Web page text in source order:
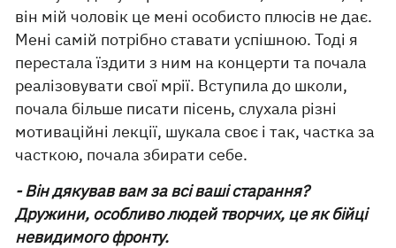
він мій чоловік це мені особисто плюсів не дає.
Мені самій потрібно ставати успішною. Тоді я
перестала їздити з ним на концерти та почала
реалізовувати свої мрії. Вступила до школи,
почала більше писати пісень, слухала різні
мотиваційні лекції, шукала своє і так, частка за
часткою, почала збирати себе.
- Він дякував вам за всі ваші старання?
Дружини, особливо людей творчих, це як бійці
невидимого фронту.